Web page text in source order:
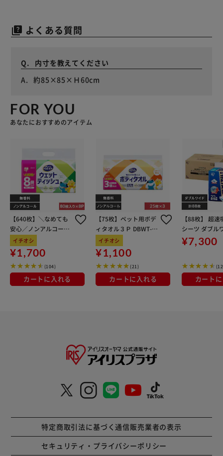
quiz よくある質問
内寸を教えてください
約85×85×Ｈ60cm
FOR YOU
あなたにおすすめのアイテム
【640枚】＼なめても
安心／ノンアルコール
無香料 ペット用ウェッ
トティッシュ 8個 DPW
T-8P 80枚×8パック
イチオシ
¥1,700
(104)
カートに入れる
【75枚】ペット用ボデ
ィタオル３Ｐ DBWT-3
P 25枚×3パック
イチオシ
¥1,100
(21)
カートに入れる
【88枚】 超
シーツ ダブル
2枚×4袋
¥7,300
カート
特定商取引法に基づく通信販売業者の表示
セキュリティ・プライバシーポリシー